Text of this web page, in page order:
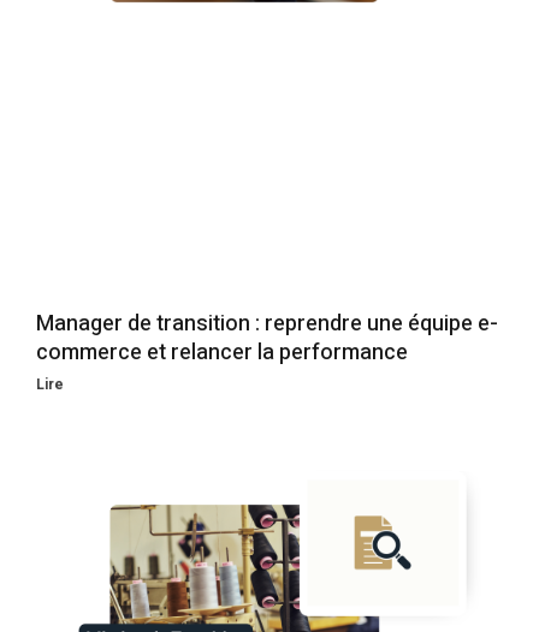
Manager de transition : reprendre une équipe e-
commerce et relancer la performance
Lire